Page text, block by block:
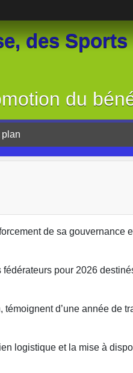
des Sports
du
plan
de sa gouvernance
pour 2026
d’une année de
logistique et la mise à